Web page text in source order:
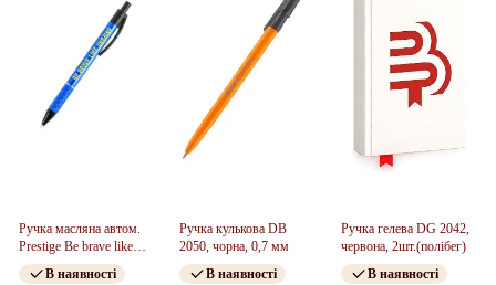
Ручка масляна автом.
Prestige Be brave like
Ukraine, синя
В наявності
Ручка кулькова DB
2050, чорна, 0,7 мм
В наявності
Ручка гелева DG 2042,
червона, 2шт.(полібег)
В наявності